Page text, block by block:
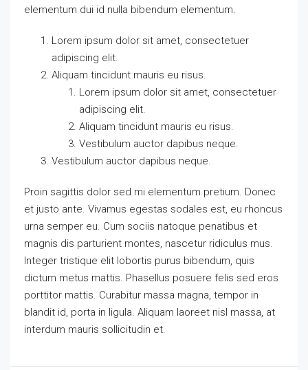
elementum dui id nulla bibendum elementum.
Lorem ipsum dolor sit amet, consectetuer
adipiscing elit.
Aliquam tincidunt mauris eu risus.
Lorem ipsum dolor sit amet, consectetuer
adipiscing elit.
Aliquam tincidunt mauris eu risus.
Vestibulum auctor dapibus neque.
Vestibulum auctor dapibus neque.
Proin sagittis dolor sed mi elementum pretium. Donec
et justo ante. Vivamus egestas sodales est, eu rhoncus
urna semper eu. Cum sociis natoque penatibus et
magnis dis parturient montes, nascetur ridiculus mus.
Integer tristique elit lobortis purus bibendum, quis
dictum metus mattis. Phasellus posuere felis sed eros
porttitor mattis. Curabitur massa magna, tempor in
blandit id, porta in ligula. Aliquam laoreet nisl massa, at
interdum mauris sollicitudin et.